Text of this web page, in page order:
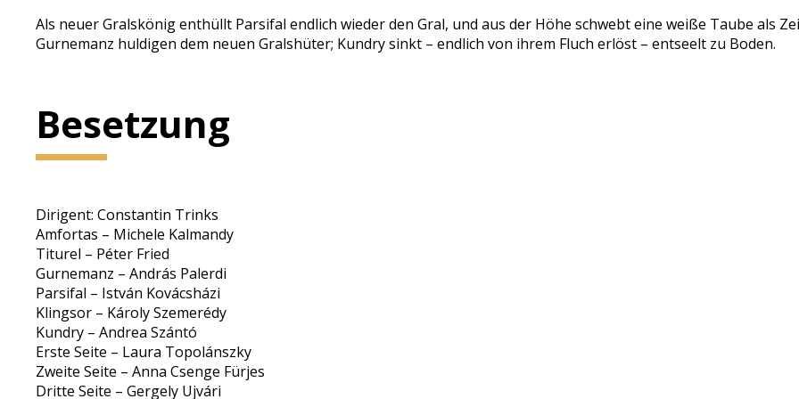
Als neuer Gralskönig enthüllt Parsifal endlich wieder den Gral, und aus der Höhe schwebt eine weiße Taube als
Gurnemanz huldigen dem neuen Gralshüter; Kundry sinkt – endlich von ihrem Fluch erlöst – entseelt zu Boden.
Besetzung
Dirigent: Constantin Trinks
Amfortas – Michele Kalmandy
Titurel – Péter Fried
Gurnemanz – András Palerdi
Parsifal – István Kovácsházi
Klingsor – Károly Szemerédy
Kundry – Andrea Szántó
Erste Seite – Laura Topolánszky
Zweite Seite – Anna Csenge Fürjes
Dritte Seite – Gergely Ujvári